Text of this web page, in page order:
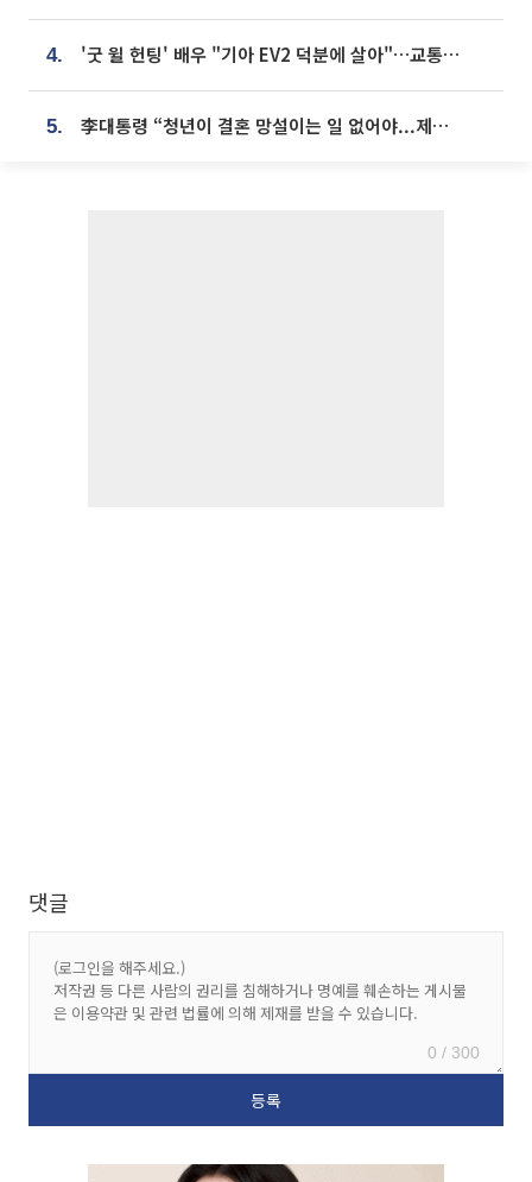
4. '굿 윌 헌팅' 배우 "기아 EV2 덕분에 살아"…교통사고 후 안전성 극찬
5. 李대통령 “청년이 결혼 망설이는 일 없어야...제도상 불이익 조사”
댓글
0 / 300